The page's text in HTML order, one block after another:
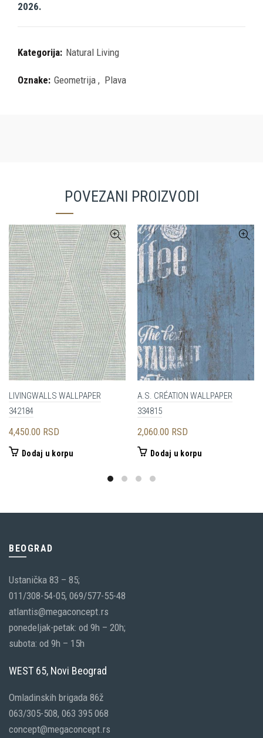
2026.
Kategorija: Natural Living
Oznake: Geometrija , Plava
POVEZANI PROIZVODI
LIVINGWALLS WALLPAPER
342184
4,450.00 RSD
Dodaj u korpu
A.S. CRÉATION WALLPAPER
334815
2,060.00 RSD
Dodaj u korpu
BEOGRAD
Ustanička 83 – 85;
011/308-54-05, 069/577-55-48
atlantis@megaconcept.rs
ponedeljak-petak: od 9h – 20h;
subota: od 9h – 15h
WEST 65, Novi Beograd
Omladinskih brigada 86ž
063/305-508, 063 395 068
concept@megaconcept.rs